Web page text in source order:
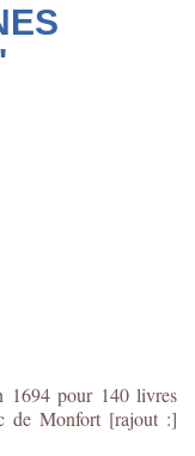
1694 pour 140 livres
de Monfort [rajout :]